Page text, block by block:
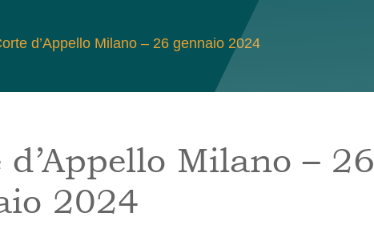
d’Appello Milano – 26 gennaio 2024
d’Appello Milano – 26
2024